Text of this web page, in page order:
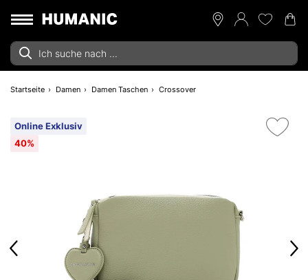
Startseite Damen Damen Taschen Crossover
Online Exklusiv
40%